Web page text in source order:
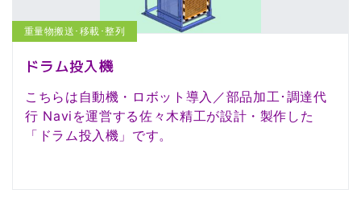
重量物搬送･移載･整列
ドラム投入機
こちらは自動機・ロボット導入／部品加工･調達代
行 Naviを運営する佐々木精工が設計・製作した
「ドラム投入機」です。